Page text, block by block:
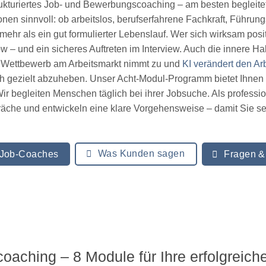
Job- und Bewerbungscoaching – am besten
sinnvoll: ob arbeitslos, berufserfahrene Fachkraft,
als ein gut formulierter Lebenslauf. Wer sich wirksam
– und ein sicheres Auftreten im Interview. Auch die innere
am Arbeitsmarkt nimmt zu und KI verändert den
gezielt abzuheben. Unser Acht-Modul-Programm bietet
begleiten Menschen täglich bei ihrer Jobsuche. Als
und entwickeln eine klare Vorgehensweise – damit Sie
Coaches Was Kunden sagen Fragen
– 8 Module für Ihre